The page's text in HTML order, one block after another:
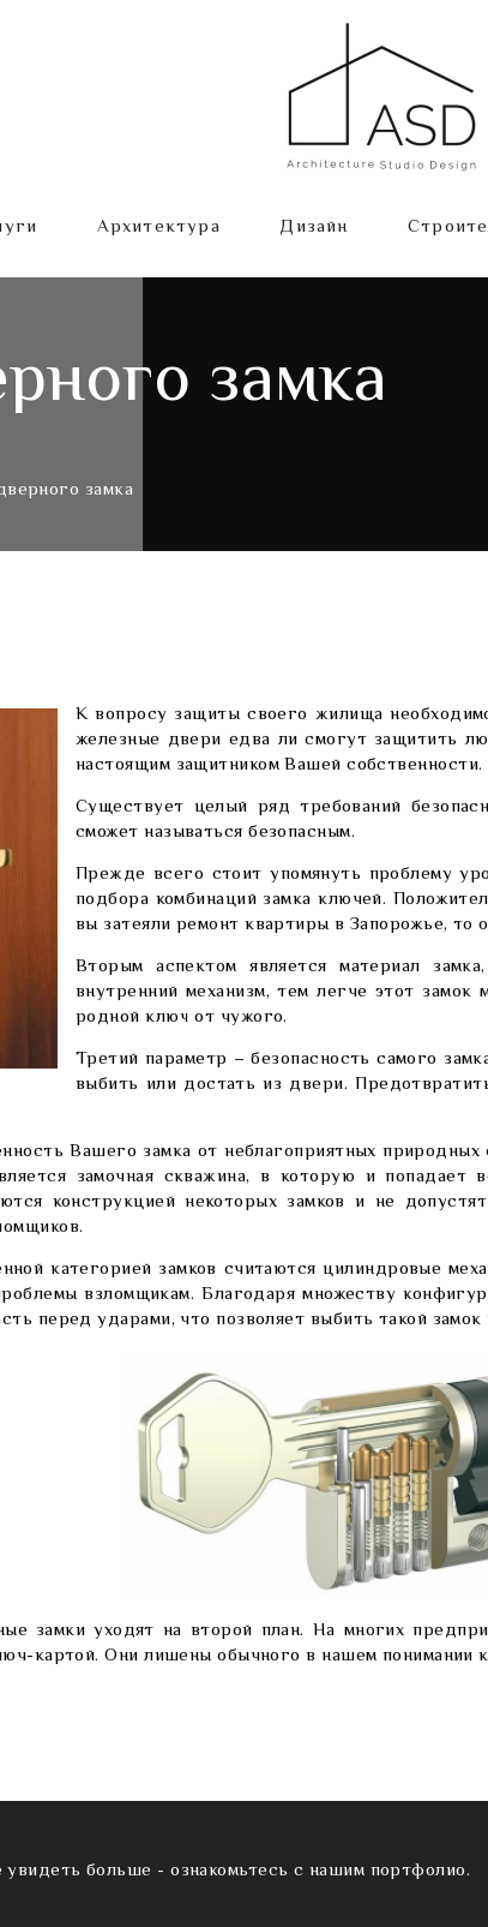
Архитектура Дизайн
замка
замка
К вопросу защиты своего жилища
железные двери едва ли смогут защитить
настоящим защитником Вашей собственности.
Существует целый ряд требований
сможет называться безопасным.
Прежде всего стоит упомянуть проблему
подбора комбинаций замка ключей.
вы затеяли ремонт квартиры в Запорожье, то
Вторым аспектом является материал
внутренний механизм, тем легче этот
родной ключ от чужого.
Третий параметр – безопасность самого
выбить или достать из двери.
Вашего замка от неблагоприятных
замочная скважина, в которую и
конструкцией некоторых замков и не
категорией замков считаются цилиндровые
взломщикам. Благодаря множеству
перед ударами, что позволяет выбить такой замок
замки уходят на второй план. На многих
картой. Они лишены обычного в нашем понимании
увидеть больше - ознакомьтесь с нашим портфолио.